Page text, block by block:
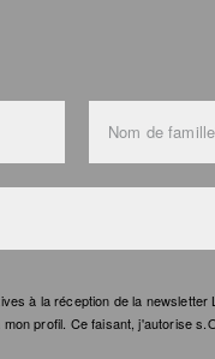
Nom de
à la réception de la
profil. Ce faisant, j'autorise